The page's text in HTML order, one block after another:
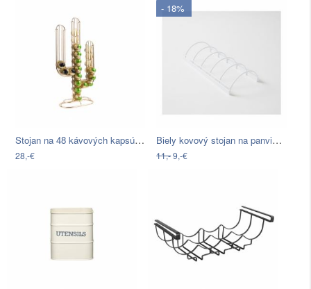
Stojan na 48 kávových kapsúl v zlatej…
28,-€
- 18%
Biely kovový stojan na panvice Compactor
11,-9,-€